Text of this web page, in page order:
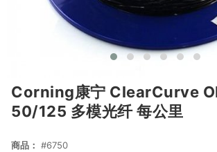
Corning康宁 ClearCurve
50/125 多模光纤 每公里
商品： #6750